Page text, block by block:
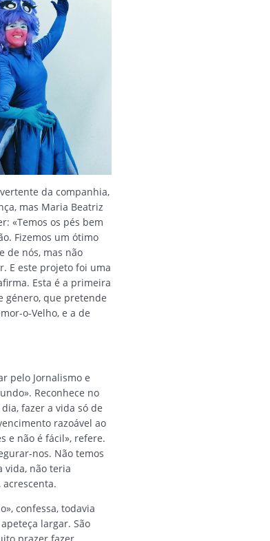
da companhia,
mas Maria Beatriz
«Temos os pés bem
Fizemos um ótimo
de nós, mas não
E este projeto foi uma
Esta é a primeira
género, que pretende
o-Velho, e a de
pelo Jornalismo e
Reconhece no
fazer a vida só de
razoável ao
e não é fácil», refere.
nos. Não temos
vida, não teria
confessa, todavia
largar. São